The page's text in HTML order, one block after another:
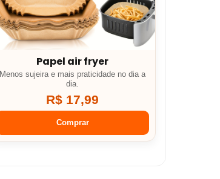
Papel air fryer
Menos sujeira e mais praticidade no dia a
dia.
R$ 17,99
Comprar